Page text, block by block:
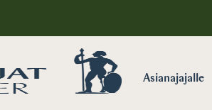
Asianajajalle